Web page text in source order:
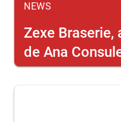
NEWS
Zexe Braserie,
de Ana